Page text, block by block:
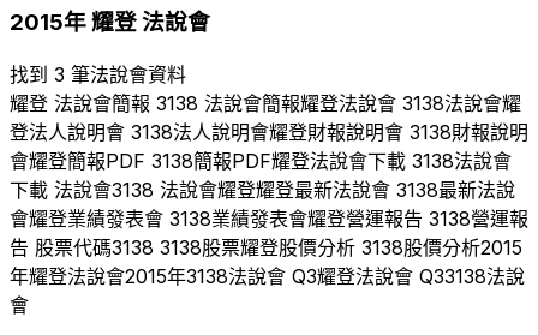
2015年耀登法說會
找到 3 筆法說會資料
耀登 法說會簡報 3138 法說會簡報耀登法說會 3138法說會耀
登法人說明會 3138法人說明會耀登財報說明會 3138財報說明
會耀登簡報PDF 3138簡報PDF耀登法說會下載 3138法說會
下載 法說會3138 法說會耀登耀登最新法說會 3138最新法說
會耀登業績發表會 3138業績發表會耀登營運報告 3138營運報
告 股票代碼3138 3138股票耀登股價分析 3138股價分析2015
年耀登法說會2015年3138法說會 Q3耀登法說會 Q33138法說
會